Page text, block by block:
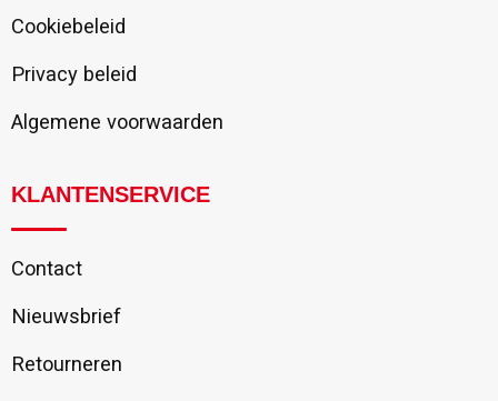
Cookiebeleid
Privacy beleid
Algemene voorwaarden
KLANTENSERVICE
Contact
Nieuwsbrief
Retourneren